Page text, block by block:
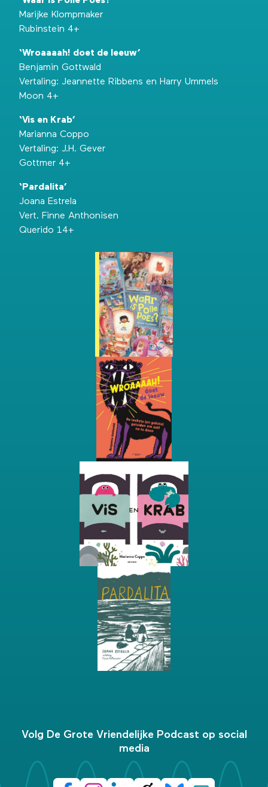
Marijke Klompmaker
Rubinstein 4+
‘Wroaaaah! doet de leeuw’
Benjamin Gottwald
Vertaling: Jeannette Ribbens en Harry Ummels
Moon 4+
‘Vis en Krab’
Marianna Coppo
Vertaling: J.H. Gever
Gottmer 4+
‘Pardalita’
Joana Estrela
Vert. Finne Anthonisen
Querido 14+
Volg De Grote Vriendelijke Podcast op social
media